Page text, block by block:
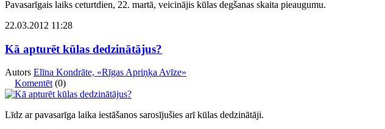
Pavasarīgais laiks ceturtdien, 22. martā, veicinājis kūlas degšanas skaita pieaugumu.
22.03.2012 11:28
Kā apturēt kūlas dedzinātājus?
Autors Elīna Kondrāte, «Rīgas Apriņķa Avīze»
Komentēt (0)
Līdz ar pavasarīga laika iestāšanos sarosījušies arī kūlas dedzinātāji.